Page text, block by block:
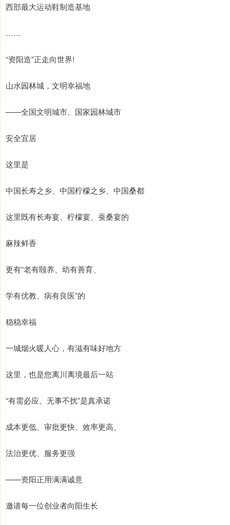
西部最大运动鞋制造基地
……
“资阳造”正走向世界!
山水园林城，文明幸福地
——全国文明城市、国家园林城市
安全宜居
这里是
中国长寿之乡、中国柠檬之乡、中国桑都
这里既有长寿宴、柠檬宴、蚕桑宴的
麻辣鲜香
更有“老有颐养、幼有善育、
学有优教、病有良医”的
稳稳幸福
一城烟火暖人心，有滋有味好地方
这里，也是您离川离境最后一站
“有需必应、无事不扰”是真承诺
成本更低、审批更快、效率更高、
法治更优、服务更强
——资阳正用满满诚意
邀请每一位创业者向阳生长